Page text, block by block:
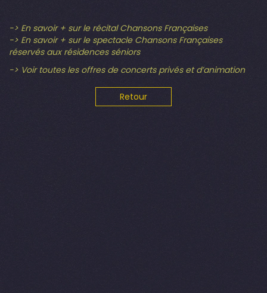
-> En savoir + sur le récital Chansons Françaises
-> En savoir + sur le spectacle Chansons Françaises
réservés aux résidences séniors
-> Voir toutes les offres de concerts privés et d’animation
Retour